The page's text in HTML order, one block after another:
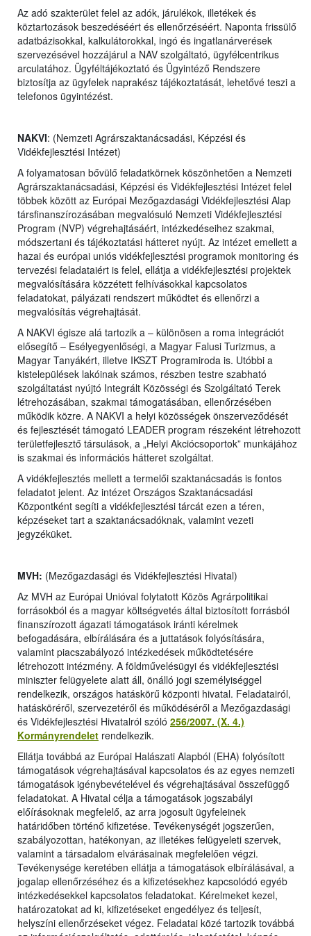
Az adó szakterület felel az adók, járulékok, illetékek és
köztartozások beszedéséért és ellenőrzéséért. Naponta frissülő
adatbázisokkal, kalkulátorokkal, ingó és ingatlanárverések
szervezésével hozzájárul a NAV szolgáltató, ügyfélcentrikus
arculatához. Ügyféltájékoztató és Ügyintéző Rendszere
biztosítja az ügyfelek naprakész tájékoztatását, lehetővé teszi a
telefonos ügyintézést.
NAKVI: (Nemzeti Agrárszaktanácsadási, Képzési és
Vidékfejlesztési Intézet)
A folyamatosan bővülő feladatkörnek köszönhetően a Nemzeti
Agrárszaktanácsadási, Képzési és Vidékfejlesztési Intézet felel
többek között az Európai Mezőgazdasági Vidékfejlesztési Alap
társfinanszírozásában megvalósuló Nemzeti Vidékfejlesztési
Program (NVP) végrehajtásáért, intézkedéseihez szakmai,
módszertani és tájékoztatási hátteret nyújt. Az intézet emellett a
hazai és európai uniós vidékfejlesztési programok monitoring és
tervezési feladataiért is felel, ellátja a vidékfejlesztési projektek
megvalósítására közzétett felhívásokkal kapcsolatos
feladatokat, pályázati rendszert működtet és ellenőrzi a
megvalósítás végrehajtását.
A NAKVI égisze alá tartozik a – különösen a roma integrációt
elősegítő – Esélyegyenlőségi, a Magyar Falusi Turizmus, a
Magyar Tanyákért, illetve IKSZT Programiroda is. Utóbbi a
kistelepülések lakóinak számos, részben testre szabható
szolgáltatást nyújtó Integrált Közösségi és Szolgáltató Terek
létrehozásában, szakmai támogatásában, ellenőrzésében
működik közre. A NAKVI a helyi közösségek önszerveződését
és fejlesztését támogató LEADER program részeként létrehozott
területfejlesztő társulások, a „Helyi Akciócsoportok” munkájához
is szakmai és információs hátteret szolgáltat.
A vidékfejlesztés mellett a termelői szaktanácsadás is fontos
feladatot jelent. Az intézet Országos Szaktanácsadási
Központként segíti a vidékfejlesztési tárcát ezen a téren,
képzéseket tart a szaktanácsadóknak, valamint vezeti
jegyzéküket.
MVH: (Mezőgazdasági és Vidékfejlesztési Hivatal)
Az MVH az Európai Unióval folytatott Közös Agrárpolitikai
forrásokból és a magyar költségvetés által biztosított forrásból
finanszírozott ágazati támogatások iránti kérelmek
befogadására, elbírálására és a juttatások folyósítására,
valamint piacszabályozó intézkedések működtetésére
létrehozott intézmény. A földművelésügyi és vidékfejlesztési
miniszter felügyelete alatt áll, önálló jogi személyiséggel
rendelkezik, országos hatáskörű központi hivatal. Feladatairól,
hatásköréről, szervezetéről és működéséről a Mezőgazdasági
és Vidékfejlesztési Hivatalról szóló 256/2007. (X. 4.)
Kormányrendelet rendelkezik.
Ellátja továbbá az Európai Halászati Alapból (EHA) folyósított
támogatások végrehajtásával kapcsolatos és az egyes nemzeti
támogatások igénybevételével és végrehajtásával összefüggő
feladatokat. A Hivatal célja a támogatások jogszabályi
előírásoknak megfelelő, az arra jogosult ügyfeleinek
határidőben történő kifizetése. Tevékenységét jogszerűen,
szabályozottan, hatékonyan, az illetékes felügyeleti szervek,
valamint a társadalom elvárásainak megfelelően végzi.
Tevékenysége keretében ellátja a támogatások elbírálásával, a
jogalap ellenőrzéséhez és a kifizetésekhez kapcsolódó egyéb
intézkedésekkel kapcsolatos feladatokat. Kérelmeket kezel,
határozatokat ad ki, kifizetéseket engedélyez és teljesít,
helyszíni ellenőrzéseket végez. Feladatai közé tartozik továbbá